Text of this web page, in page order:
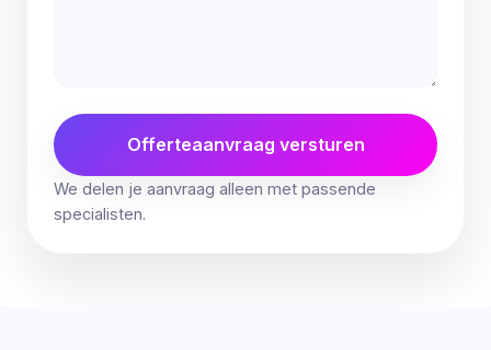
Offerteaanvraag versturen
We delen je aanvraag alleen met passende
specialisten.